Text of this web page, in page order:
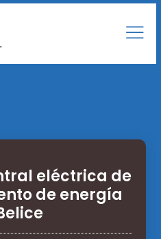
eléctrica de
de energía